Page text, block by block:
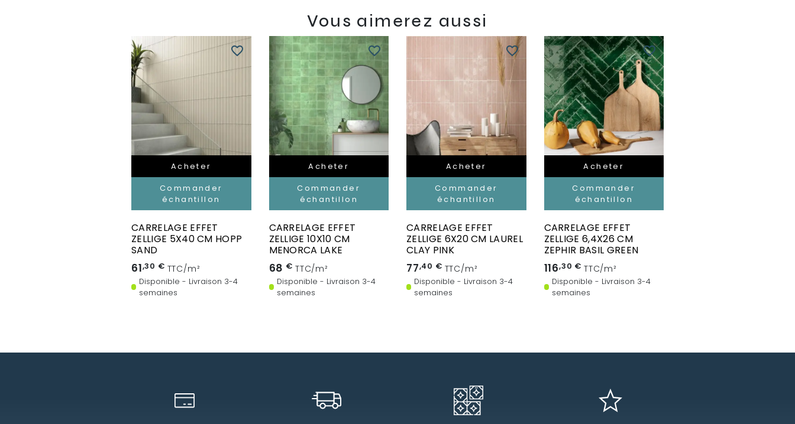
Vous aimerez aussi
Acheter
Commander
échantillon
favorite_border
CARRELAGE EFFET
ZELLIGE 5X40 CM HOPP
SAND
61,30 € TTC/m²
Disponible - Livraison 3-4
semaines
Acheter
Commander
échantillon
favorite_border
CARRELAGE EFFET
ZELLIGE 10X10 CM
MENORCA LAKE
68 € TTC/m²
Disponible - Livraison 3-4
semaines
Acheter
Commander
échantillon
favorite_border
CARRELAGE EFFET
ZELLIGE 6X20 CM LAUREL
CLAY PINK
77,40 € TTC/m²
Disponible - Livraison 3-4
semaines
Acheter
Commander
échantillon
favorite_border
CARRELAGE EFFET
ZELLIGE 6,4X26 CM
ZEPHIR BASIL GREEN
116,30 € TTC/m²
Disponible - Livraison 3-4
semaines